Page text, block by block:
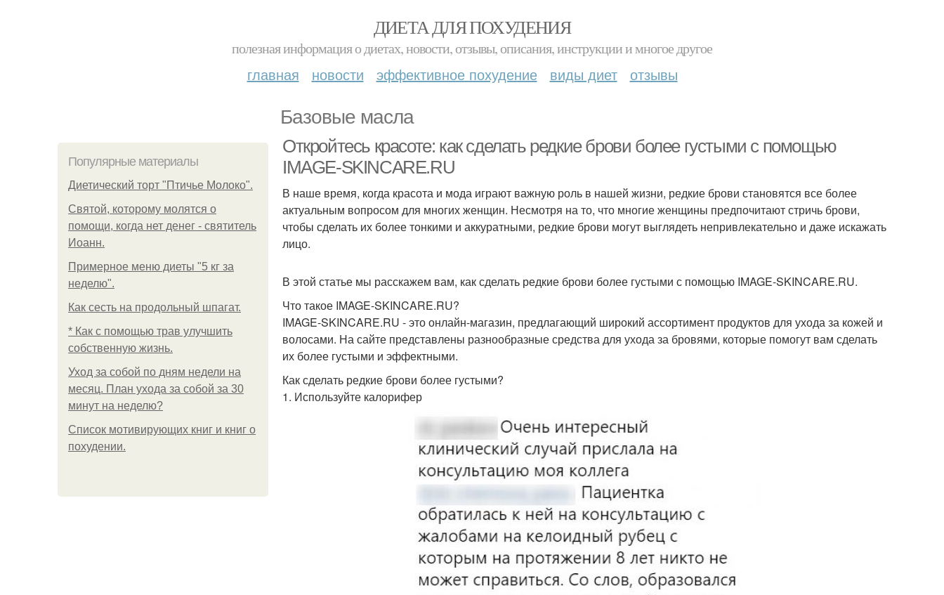
ДИЕТА ДЛЯ ПОХУДЕНИЯ
полезная информация о диетах, новости, отзывы, описания, инструкции и многое другое
главная новости эффективное похудение виды диет отзывы
Базовые масла
Популярные материалы
Диетический торт "Птичье Молоко".
Святой, которому молятся о
помощи, когда нет денег - святитель
Иоанн.
Примерное меню диеты "5 кг за
неделю".
Как сесть на продольный шпагат.
* Как с помощью трав улучшить
собственную жизнь.
Уход за собой по дням недели на
месяц. План ухода за собой за 30
минут на неделю?
Список мотивирующих книг и книг о
похудении.
Откройтесь красоте: как сделать редкие брови более густыми с помощью
IMAGE-SKINCARE.RU
В наше время, когда красота и мода играют важную роль в нашей жизни, редкие брови становятся все более
актуальным вопросом для многих женщин. Несмотря на то, что многие женщины предпочитают стричь брови,
чтобы сделать их более тонкими и аккуратными, редкие брови могут выглядеть непривлекательно и даже искажать
лицо.
В этой статье мы расскажем вам, как сделать редкие брови более густыми с помощью IMAGE-SKINCARE.RU.
Что такое IMAGE-SKINCARE.RU?
IMAGE-SKINCARE.RU - это онлайн-магазин, предлагающий широкий ассортимент продуктов для ухода за кожей и
волосами. На сайте представлены разнообразные средства для ухода за бровями, которые помогут вам сделать
их более густыми и эффектными.
Как сделать редкие брови более густыми?
1. Используйте калорифер